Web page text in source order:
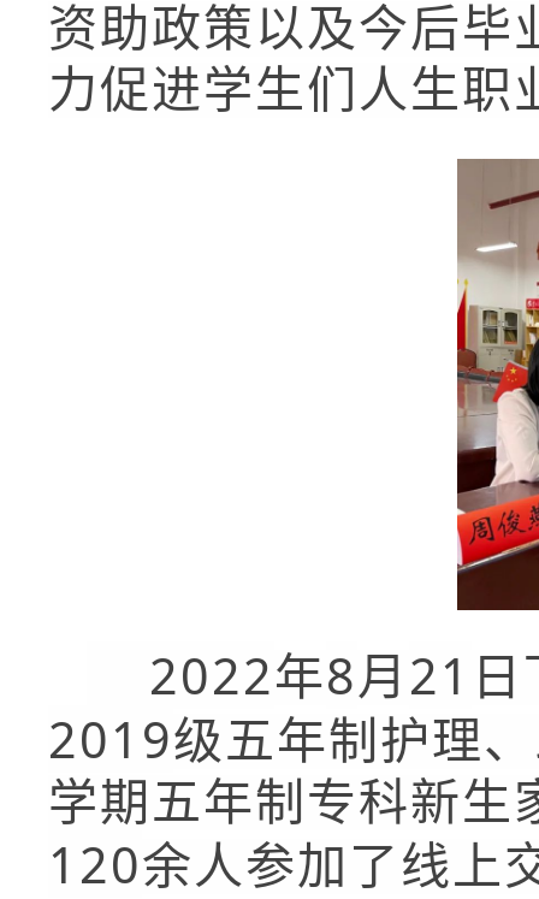
资助政策以及今后毕
力促进学生们人生职
2022年8月 21
2019级五年制护理
学期五年制专科新生
120余人参加了线上